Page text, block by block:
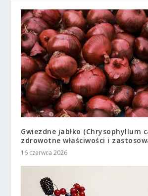
Gwiezdne jabłko (Chrysophyllum
zdrowotne właściwości i
16 czerwca 2026